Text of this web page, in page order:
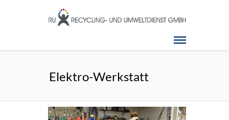
Elektro-Werkstatt